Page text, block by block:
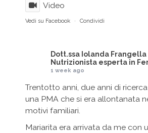
Video
Vedi su Facebook · Condividi
Dott.ssa Iolanda
Nutrizionista esperta in
1 week ago
Trentotto anni, due anni di
una PMA che si era allontanata
motivi familiari.
Mariarita era arrivata da me con